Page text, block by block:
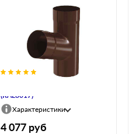
(RAL8017)
Характеристики
4 077 руб